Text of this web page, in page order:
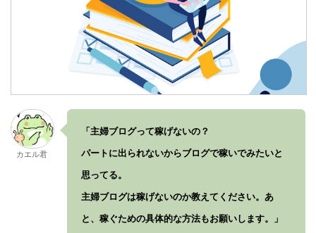
カエル君
「主婦ブログって稼げないの？
パートに出られないからブログで稼いでみたいと
思ってる。
主婦ブログは稼げないのか教えてください。あ
と、稼ぐための具体的な方法もお願いします。」